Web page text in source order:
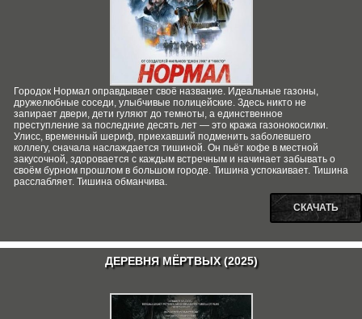
Городок Нормал оправдывает своё название. Идеальные газоны,
дружелюбные соседи, улыбчивые полицейские. Здесь никто не
запирает двери, дети гуляют до темноты, а единственное
преступление за последние десять лет — это кража газонокосилки.
Улисс, временный шериф, приехавший подменить заболевшего
коллегу, сначала наслаждается тишиной. Он пьёт кофе в местной
закусочной, здоровается с каждым встречным и начинает забывать о
своём бурном прошлом в большом городе. Тишина успокаивает. Тишина
расслабляет. Тишина обманчива.
СКАЧАТЬ
ДЕРЕВНЯ МЁРТВЫХ (2025)